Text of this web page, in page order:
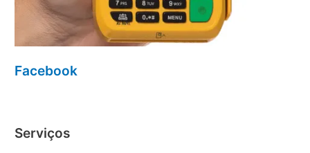
Facebook
Serviços